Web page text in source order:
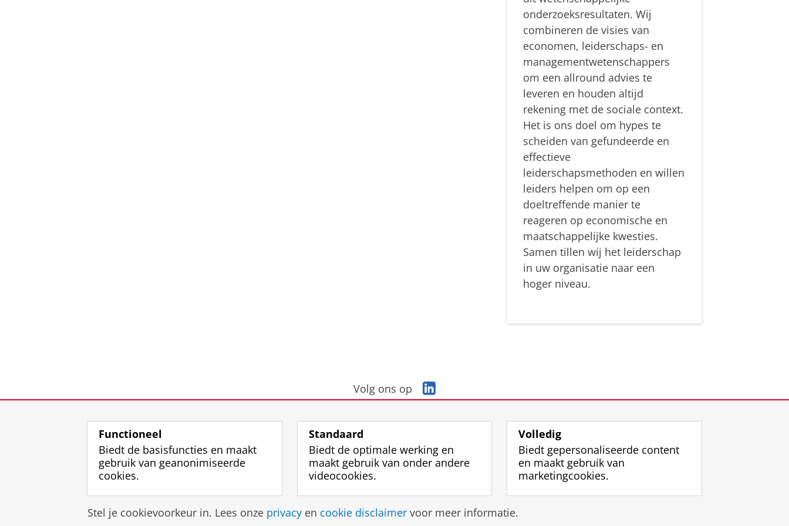
onderzoeksresultaten. Wij
combineren de visies van
economen, leiderschaps- en
managementwetenschappers
om een allround advies te
leveren en houden altijd
rekening met de sociale context.
Het is ons doel om hypes te
scheiden van gefundeerde en
effectieve
leiderschapsmethoden en willen
leiders helpen om op een
doeltreffende manier te
reageren op economische en
maatschappelijke kwesties.
Samen tillen wij het leiderschap
in uw organisatie naar een
hoger niveau.
Volg ons op
i
d
I
a
Disclaimer & Copyright Privacy Cookies Inloggen
Functioneel
Biedt de basisfuncties en maakt
gebruik van geanonimiseerde
cookies.
Standaard
Biedt de optimale werking en
maakt gebruik van onder andere
videocookies.
Volledig
Biedt gepersonaliseerde content
en maakt gebruik van
marketingcookies.
Stel je cookievoorkeur in. Lees onze privacy en cookie disclaimer voor meer informatie.